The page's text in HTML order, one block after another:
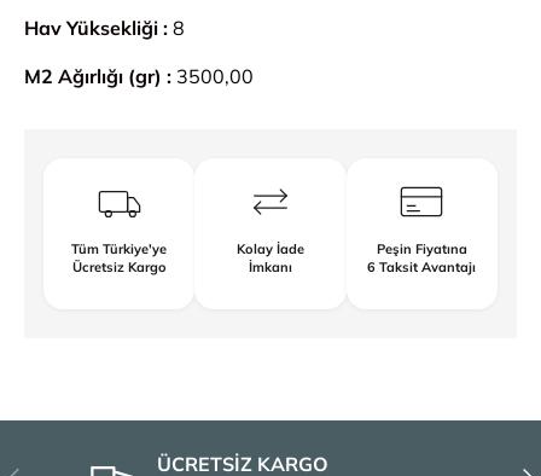
Hav Yüksekliği : 8
M2 Ağırlığı (gr) : 3500,00
Tüm Türkiye'ye
Ücretsiz Kargo
Kolay İade
İmkanı
Peşin Fiyatına
6 Taksit Avantajı
ÜCRETSİZ KARGO